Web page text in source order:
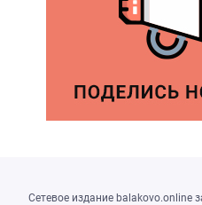
Сетевое издание balakovo.online